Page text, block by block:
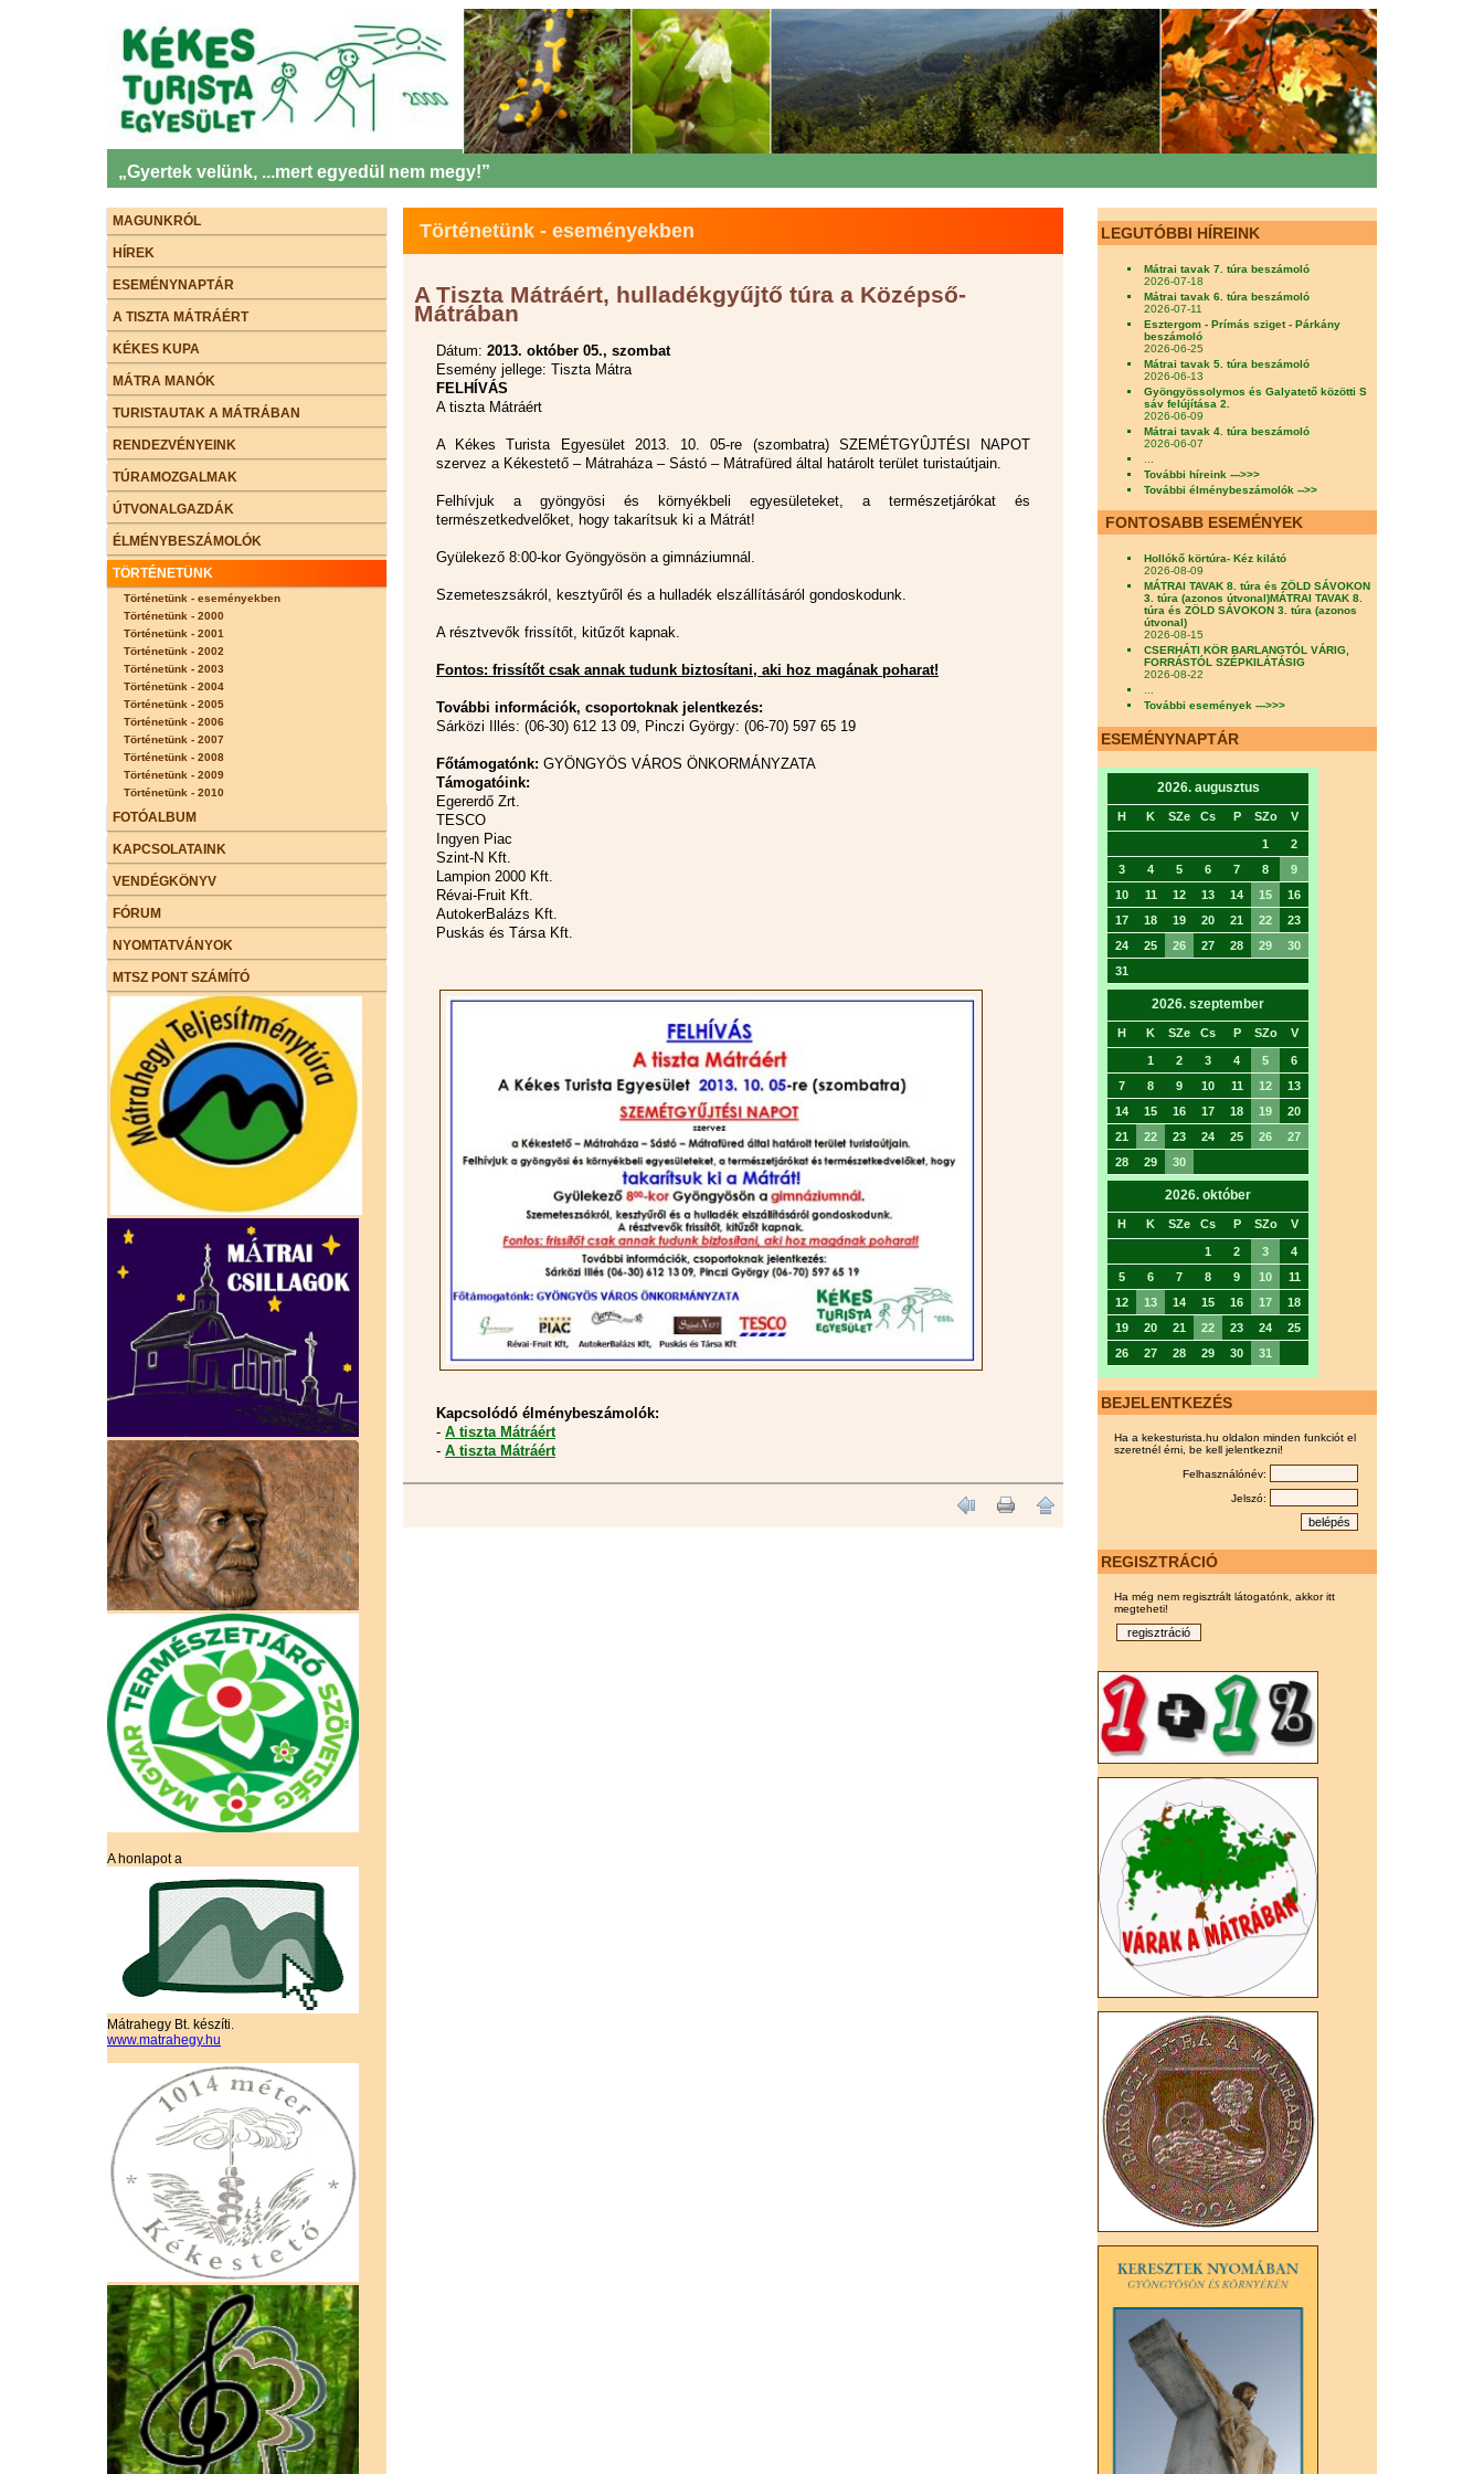
„Gyertek velünk, ...mert egyedül nem megy!”
MAGUNKRÓL
HÍREK
ESEMÉNYNAPTÁR
A TISZTA MÁTRÁÉRT
KÉKES KUPA
MÁTRA MANÓK
TURISTAUTAK A MÁTRÁBAN
RENDEZVÉNYEINK
TÚRAMOZGALMAK
ÚTVONALGAZDÁK
ÉLMÉNYBESZÁMOLÓK
TÖRTÉNETÜNK
Történetünk - eseményekben
Történetünk - 2000
Történetünk - 2001
Történetünk - 2002
Történetünk - 2003
Történetünk - 2004
Történetünk - 2005
Történetünk - 2006
Történetünk - 2007
Történetünk - 2008
Történetünk - 2009
Történetünk - 2010
FOTÓALBUM
KAPCSOLATAINK
VENDÉGKÖNYV
FÓRUM
NYOMTATVÁNYOK
MTSZ PONT SZÁMÍTÓ
A honlapot a
Mátrahegy Bt. készíti.
www.matrahegy.hu
Történetünk - eseményekben
A Tiszta Mátráért, hulladékgyűjtő túra a Középső-
Mátrában
Dátum: 2013. október 05., szombat
Esemény jellege: Tiszta Mátra
FELHÍVÁS
A tiszta Mátráért
A Kékes Turista Egyesület 2013. 10. 05-re (szombatra) SZEMÉTGYÛJTÉSI NAPOT
szervez a Kékestető – Mátraháza – Sástó – Mátrafüred által határolt terület turistaútjain.
Felhívjuk a gyöngyösi és környékbeli egyesületeket, a természetjárókat és
természetkedvelőket, hogy takarítsuk ki a Mátrát!
Gyülekező 8:00-kor Gyöngyösön a gimnáziumnál.
Szemeteszsákról, kesztyűről és a hulladék elszállításáról gondoskodunk.
A résztvevők frissítőt, kitűzőt kapnak.
Fontos: frissítőt csak annak tudunk biztosítani, aki hoz magának poharat!
További információk, csoportoknak jelentkezés:
Sárközi Illés: (06-30) 612 13 09, Pinczi György: (06-70) 597 65 19
Főtámogatónk: GYÖNGYÖS VÁROS ÖNKORMÁNYZATA
Támogatóink:
Egererdő Zrt.
TESCO
Ingyen Piac
Szint-N Kft.
Lampion 2000 Kft.
Révai-Fruit Kft.
AutokerBalázs Kft.
Puskás és Társa Kft.
Kapcsolódó élménybeszámolók:
- A tiszta Mátráért
- A tiszta Mátráért
LEGUTÓBBI HÍREINK
Mátrai tavak 7. túra beszámoló
2026-07-18
Mátrai tavak 6. túra beszámoló
2026-07-11
Esztergom - Prímás sziget - Párkány
beszámoló
2026-06-25
Mátrai tavak 5. túra beszámoló
2026-06-13
Gyöngyössolymos és Galyatető közötti S
sáv felújítása 2.
2026-06-09
Mátrai tavak 4. túra beszámoló
2026-06-07
További híreink --->>>
További élménybeszámolók -->>
FONTOSABB ESEMÉNYEK
Hollókő körtúra- Kéz kilátó
2026-08-09
MÁTRAI TAVAK 8. túra és ZÖLD SÁVOKON
3. túra (azonos útvonal)MÁTRAI TAVAK 8.
túra és ZÖLD SÁVOKON 3. túra (azonos
útvonal)
2026-08-15
CSERHÁTI KÖR BARLANGTÓL VÁRIG,
FORRÁSTÓL SZÉPKILÁTÁSIG
2026-08-22
...
További események --->>>
ESEMÉNYNAPTÁR
2026. augusztus
H K SZe Cs P SZo V
1
2
3
4 5 6 7 8
9
10
11 12 13 14 15
16
17
18 19 20 21 22
23
24
25 26 27 28 29
30
31
2026. szeptember
H K SZe Cs P SZo V
1 2 3 4 5
6
7
8 9 10 11 12
13
14
15 16 17 18 19
20
21
22 23 24 25 26
27
28
29 30
2026. október
H K SZe Cs P SZo V
1 2 3
4
5
6 7 8 9 10
11
12
13 14 15 16 17
18
19
20 21 22 23 24
25
26
27 28 29 30 31
BEJELENTKEZÉS
Ha a kekesturista.hu oldalon minden funkciót el
szeretnél érni, be kell jelentkezni!
Felhasználónév:
Jelszó:
REGISZTRÁCIÓ
Ha még nem regisztrált látogatónk, akkor itt
megteheti!